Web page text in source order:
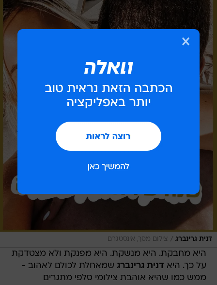
דנית גרינברג / צילום מסך, אינסטגרם
היא מחבקת. היא מנשקת. היא מפנקת ולא מצטדקת
על כך. היא דנית גרינברג שמאחלת לכולם לאהוב -
ממש כמו שהיא אוהבת צילומי סלפי מתגרים